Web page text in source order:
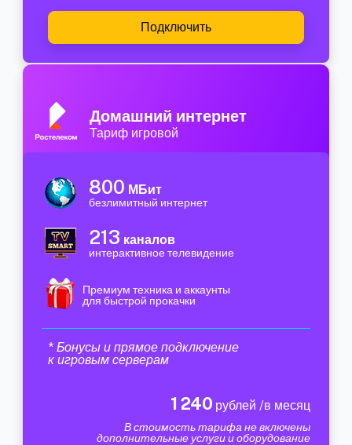
Подключить
Домашний интернет
Тариф игровой
800 МБит
безлимитный интернет
213 каналов
интерактивное телевидение
Премиум техника и аккаунты
для быстрой прокачки
* Бонусы и прямое подключение
к игровым серверам
1 240 рублей /в месяц
В стоимость тарифа не включены
дополнительные услуги и оборудование